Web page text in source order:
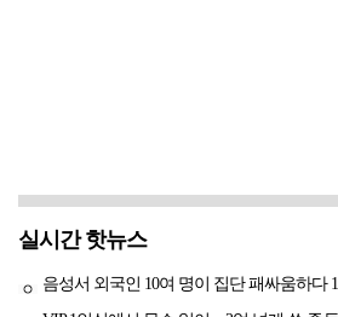
실시간 핫뉴스
음성서 외국인 10여 명이 집단 패싸움하다